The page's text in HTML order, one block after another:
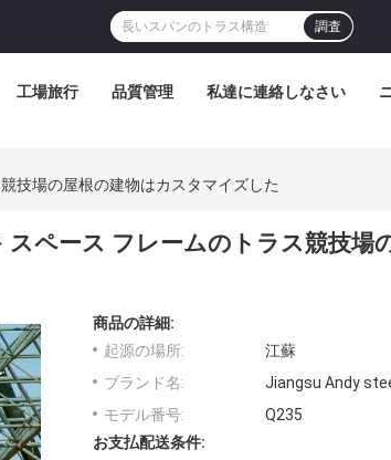
調査
工場旅行 品質管理 私達に連絡しなさい
技場の屋根の建物はカスタマイズした
ペース フレームのトラス競技場
商品の詳細:
起源の場所:
江蘇
ブランド名:
Jiangsu Andy
モデル番号:
Q235
お支払配送条件: